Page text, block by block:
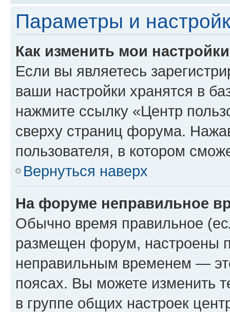
Параметры и
Как изменить мои
Если вы являетесь
ваши настройки хранятся в
нажмите ссылку «Центр
сверху страниц форума.
пользователя, в котором
Вернуться наверх
На форуме неправильное
Обычно время правильное
размещен форум, настроены
неправильным временем —
поясах. Вы можете изменить
в группе общих настроек